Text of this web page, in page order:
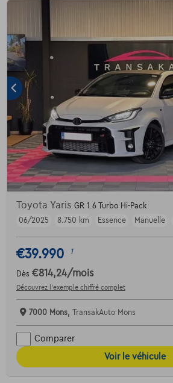
Toyota Yaris GR 1.6 Turbo Hi-Pack
06/2025
8.750 km Essence Manuelle
€39.990 1
Dès €814,24/mois
Découvrez l’exemple chiffré complet
7000 Mons, TransakAuto Mons
Comparer
Voir le véhicule